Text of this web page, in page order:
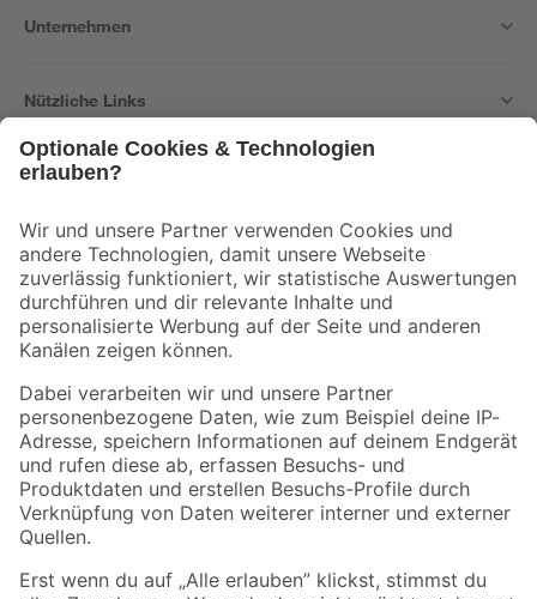
Unternehmen
Nützliche Links
Der toom Newsletter: Keine Angebote und Aktionen mehr verpassen!
Zur Newsletter Anmeldung
Folge uns
Zahlungsarten Versandarten
Sicher einkaufen